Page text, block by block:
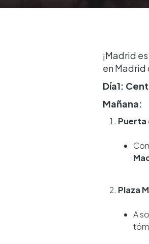
¡Madrid
en
Día1:
Mañana:
Puerta
Plaza
A